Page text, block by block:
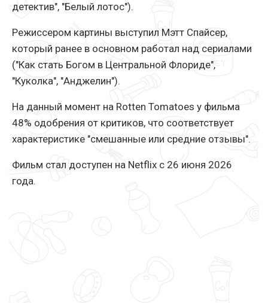
детектив", "Белый лотос").
Режиссером картины выступил Мэтт Спайсер,
который ранее в основном работал над сериалами
("Как стать Богом в Центральной Флориде",
"Куколка", "Анджелин").
На данный момент на Rotten Tomatoes у фильма
48% одобрения от критиков, что соответствует
характеристике "смешанные или средние отзывы".
Фильм стал доступен на Netflix с 26 июня 2026
года.